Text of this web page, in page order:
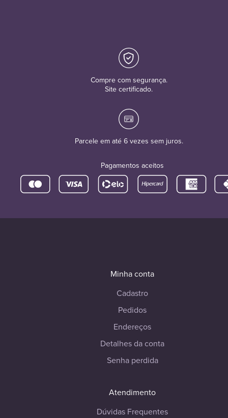
Compre com segurança.
Site certificado.
Parcele em até 6 vezes sem juros.
Pagamentos aceitos
Minha conta
Cadastro
Pedidos
Endereços
Detalhes da conta
Senha perdida
Atendimento
Dúvidas Frequentes